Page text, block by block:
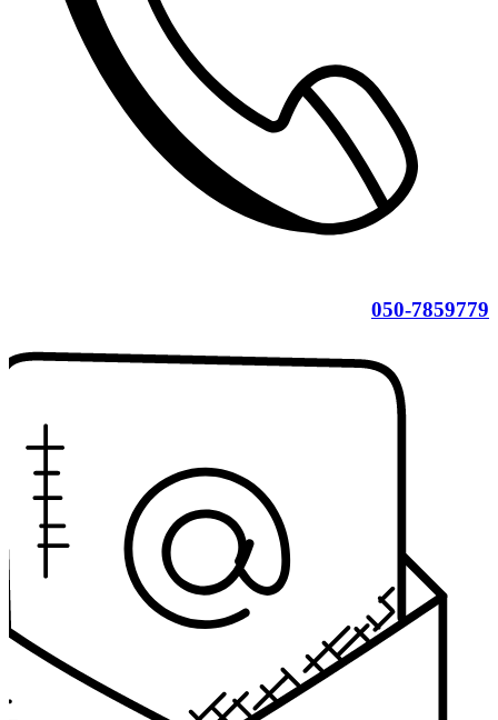
050-7859779